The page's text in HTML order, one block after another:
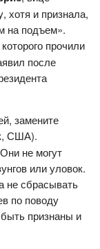
хотя и признала,
на подъем».
прочили
после
замените
США).
не могут
или уловок.
не сбрасывать
по поводу
признаны и